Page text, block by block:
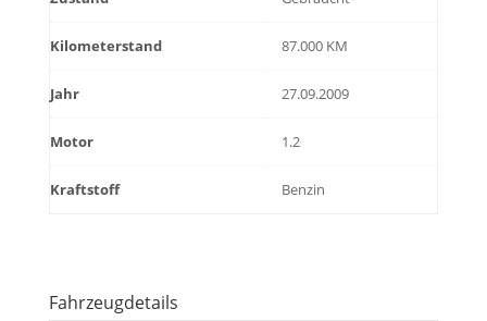
Kilometerstand 87.000 KM
Jahr 27.09.2009
Motor 1.2
Kraftstoff Benzin
Fahrzeugdetails